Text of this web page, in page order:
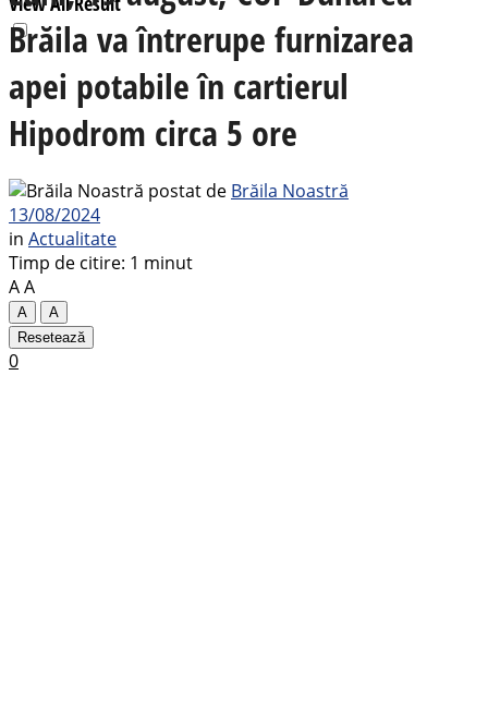
Brăila va întrerupe furnizarea
apei potabile în cartierul
Hipodrom circa 5 ore
postat de Brăila Noastră
13/08/2024
in Actualitate
Timp de citire: 1 minut
AA
A
A
Resetează
0